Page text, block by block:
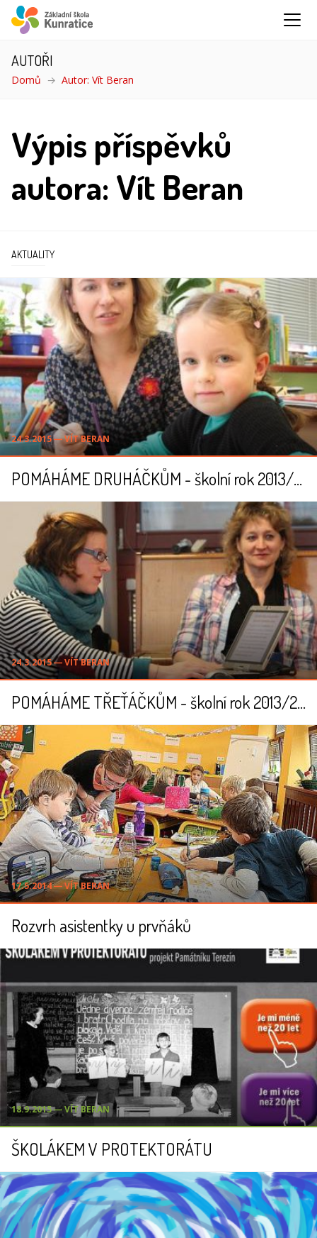
AUTOŘI
Domů Autor: Vít Beran
Výpis příspěvků
autora: Vít Beran
AKTUALITY
24.3.2015 ― VÍT BERAN
POMÁHÁME DRUHÁČKŮM - školní rok 2013/2014
24.3.2015 ― VÍT BERAN
POMÁHÁME TŘEŤÁČKŮM - školní rok 2013/2014
17.5.2014 ― VÍT BERAN
Rozvrh asistentky u prvňáků
18.9.2015 ― VÍT BERAN
ŠKOLÁKEM V PROTEKTORÁTU